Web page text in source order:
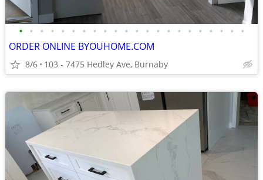
• • • • • • • • • • • • • • • • • • • • • •
ORDER ONLINE BYOUHOME.COM
8/6 103 - 7475 Hedley Ave, Burnaby